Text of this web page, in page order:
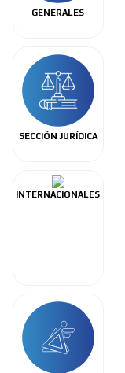
GENERALES
SECCIÓN JURÍDICA
INTERNACIONALES